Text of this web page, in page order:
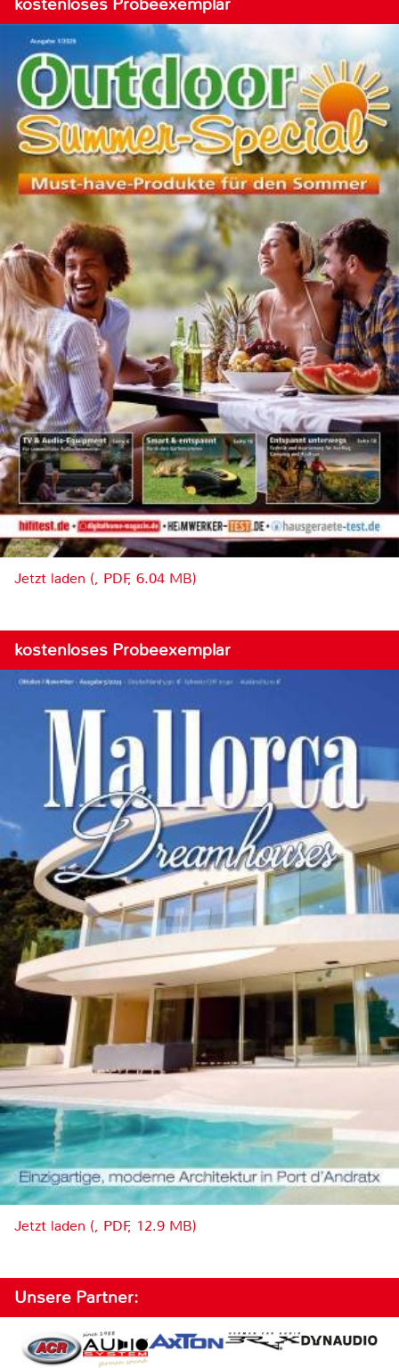
Jetzt laden (, PDF, 6.04 MB)
kostenloses Probeexemplar
Jetzt laden (, PDF, 12.9 MB)
Unsere Partner: